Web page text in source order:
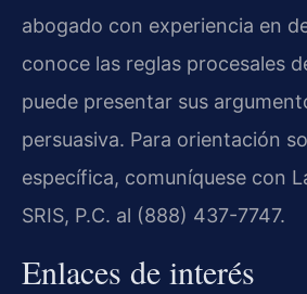
abogado con experiencia en
conoce las reglas procesales
puede presentar sus
persuasiva. Para orientación
específica, comuníquese con
SRIS, P.C. al (888) 437-7747.
Enlaces de interés